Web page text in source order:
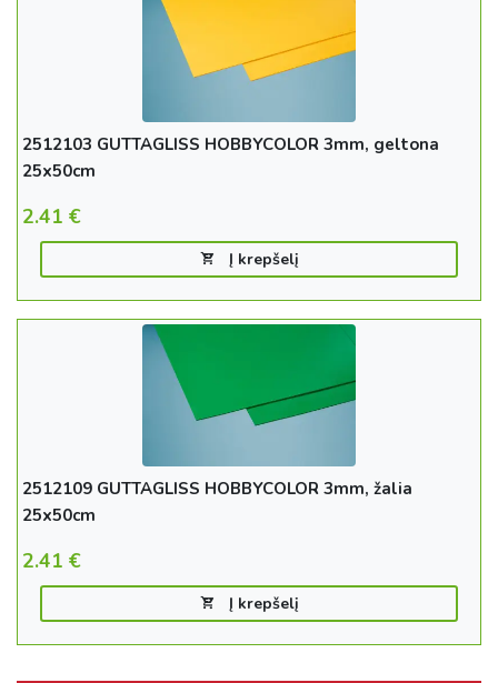
2512103 GUTTAGLISS HOBBYCOLOR 3mm, geltona
25x50cm
2.41 €
Į krepšelį
2512109 GUTTAGLISS HOBBYCOLOR 3mm, žalia
25x50cm
2.41 €
Į krepšelį